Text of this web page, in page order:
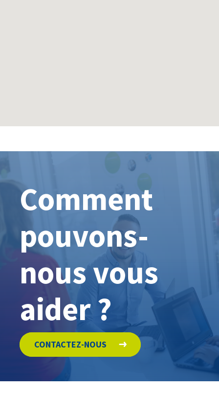
Comment
pouvons-
nous vous
aider ?
CONTACTEZ-NOUS